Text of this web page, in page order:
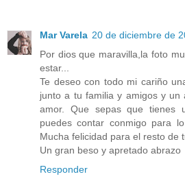
Mar Varela 20 de diciembre de
Por dios que maravilla,la foto
estar...
Te deseo con todo mi cariño
junto a tu familia y amigos y
amor. Que sepas que tienes
puedes contar conmigo para
Mucha felicidad para el resto de
Un gran beso y apretado abrazo
Responder